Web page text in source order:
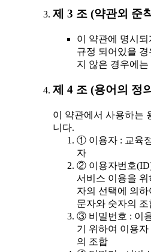
제 3 조 (약관외 준
이 약관에 명시되
규정 되어있을
지 않은 경우에
제 4 조 (용어의 정
이 약관에서 사용하는
니다.
① 이용자 : 교육
자
② 이용자번호
서비스 이용을
자의 선택에 의
문자와 숫자의 조
③ 비밀번호 : 이
기 위하여 이용
의 조합